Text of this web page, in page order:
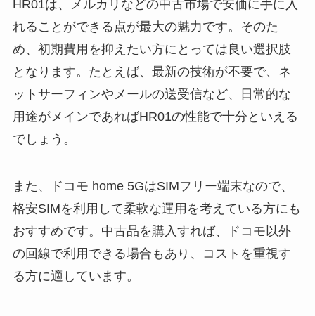
HR01は、メルカリなどの中古市場で安価に手に入
れることができる点が最大の魅力です。そのた
め、初期費用を抑えたい方にとっては良い選択肢
となります。たとえば、最新の技術が不要で、ネ
ットサーフィンやメールの送受信など、日常的な
用途がメインであればHR01の性能で十分といえる
でしょう。
また、ドコモ home 5GはSIMフリー端末なので、
格安SIMを利用して柔軟な運用を考えている方にも
おすすめです。中古品を購入すれば、ドコモ以外
の回線で利用できる場合もあり、コストを重視す
る方に適しています。